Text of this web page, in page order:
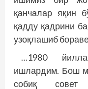
қанчалар яқин
қадду қадрини
узоқлашиб
…1980
ишлардим. Бош
собиқ совет